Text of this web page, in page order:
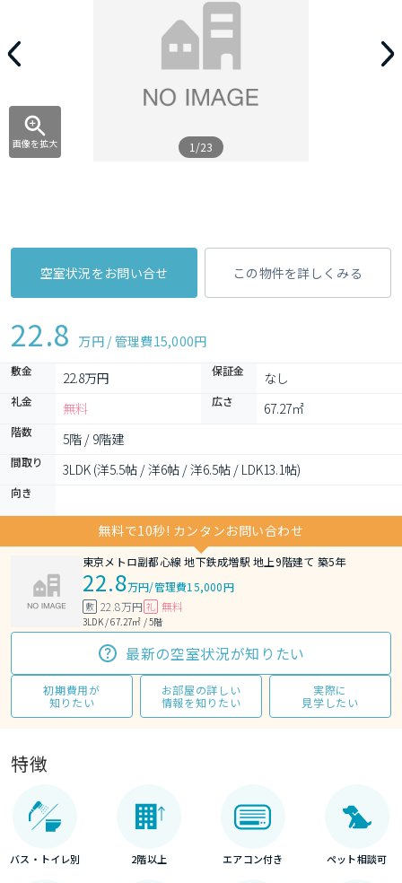
画像を拡大 1/23
空室状況をお問い合せ この物件を詳しくみる
22.8 万円 / 管理費15,000円
敷金 22.8万円 保証金 なし
礼金 無料 広さ 67.27㎡
階数 5階 / 9階建
間取り 3LDK (洋5.5帖 / 洋6帖 / 洋6.5帖 / LDK13.1帖)
向き
無料で10秒! カンタンお問い合わせ
東京メトロ副都心線 地下鉄成増駅 地上9階建て 築5年
22.8万円/管理費15,000円
敷 22.8万円 礼 無料
3LDK / 67.27㎡ / 5階
最新の空室状況が知りたい
初期費用が
知りたい
お部屋の詳しい
情報を知りたい
実際に
見学したい
特徴
バス・トイレ別 2階以上 エアコン付き ペット相談可